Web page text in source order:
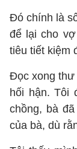
Đó chính là
để lại cho
tiêu tiết kiệm
Đọc xong thư
hối hận. Tôi
chồng, bà
của bà, dù